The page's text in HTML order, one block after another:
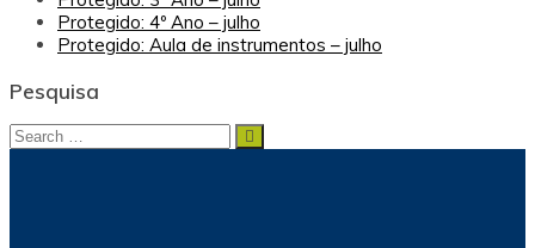
Protegido: 4º Ano – julho
Protegido: Aula de instrumentos – julho
Pesquisa
Search
Search